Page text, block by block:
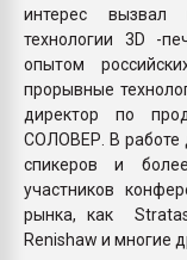
интерес
технологии 3D -
опытом
прорывные
директор по
СОЛОВЕР. В работе
спикеров и
участников
рынка, как
Renishaw и многие